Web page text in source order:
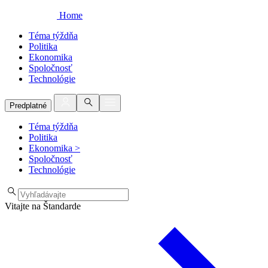
Home
Téma týždňa
Politika
Ekonomika
Spoločnosť
Technológie
Predplatné
Téma týždňa
Politika
Ekonomika >
Spoločnosť
Technológie
Vitajte na Štandarde